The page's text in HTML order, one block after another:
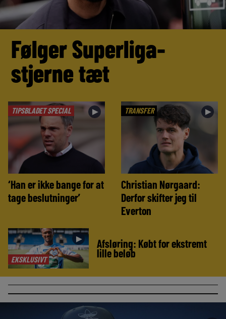
Følger Superliga-
stjerne tæt
TIPSBLADET SPECIAL ►
‘Han er ikke bange for at
tage beslutninger’
TRANSFER ►
Christian Nørgaard:
Derfor skifter jeg til
Everton
EKSKLUSIVT
► Afsløring: Købt for ekstremt
lille beløb